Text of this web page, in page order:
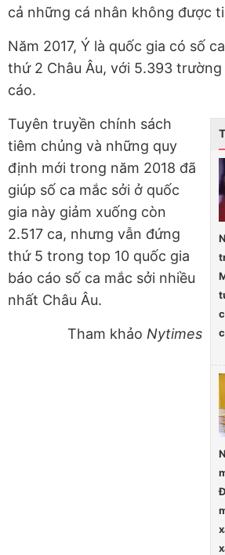
cả những cá nhân không được
Năm 2017, Ý là quốc gia có số
thứ 2 Châu Âu, với 5.393
cáo.
Tuyên truyền chính sách
tiêm chủng và những quy
định mới trong năm 2018 đã
giúp số ca mắc sởi ở quốc
gia này giảm xuống còn
2.517 ca, nhưng vẫn đứng
thứ 5 trong top 10 quốc gia
báo cáo số ca mắc sởi nhiều
nhất Châu Âu.
Tham khảo Nytimes